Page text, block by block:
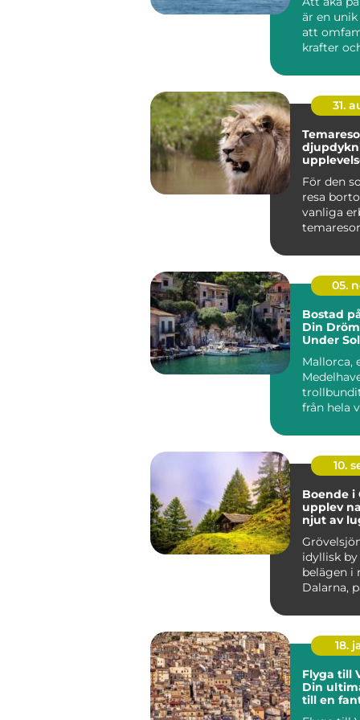
är en
att
krafter
31.
För den
resa
vanliga
05.
Bostad
Din
Under
Mallorca,
från hela
10.
Boende i
upplev
njut av
idyllisk
belägen i
Dalarna,
18.
Flyga till
Din
till en